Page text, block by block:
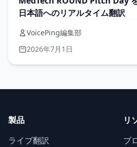
日本語へのリアルタイム翻訳
VoicePing編集部
2026年7月1日
製品
ライブ翻訳
リ
ブ